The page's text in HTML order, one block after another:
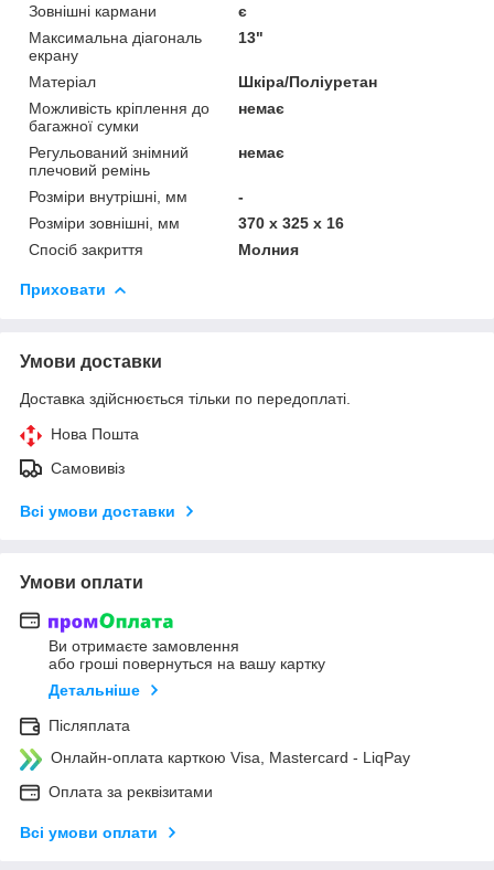
Зовнішні кармани
є
Максимальна діагональ
екрану
13"
Матеріал
Шкіра/Поліуретан
Можливість кріплення до
багажної сумки
немає
Регульований знімний
плечовий ремінь
немає
Розміри внутрішні, мм
-
Розміри зовнішні, мм
370 х 325 х 16
Спосіб закриття
Молния
Приховати
Умови доставки
Доставка здійснюється тільки по передоплаті.
Нова Пошта
Самовивіз
Всі умови доставки
Умови оплати
Ви отримаєте замовлення
або гроші повернуться на вашу картку
Детальніше
Післяплата
Онлайн-оплата карткою Visa, Mastercard - LiqPay
Оплата за реквізитами
Всі умови оплати